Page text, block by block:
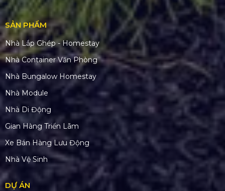
SẢN PHẨM
Nhà Lắp Ghép - Homestay
Nhà Container Văn Phòng
Nhà Bungalow Homestay
Nhà Module
Nhà Di Động
Gian Hàng Triển Lãm
Xe Bán Hàng Lưu Động
Nhà Vệ Sinh
DỰ ÁN